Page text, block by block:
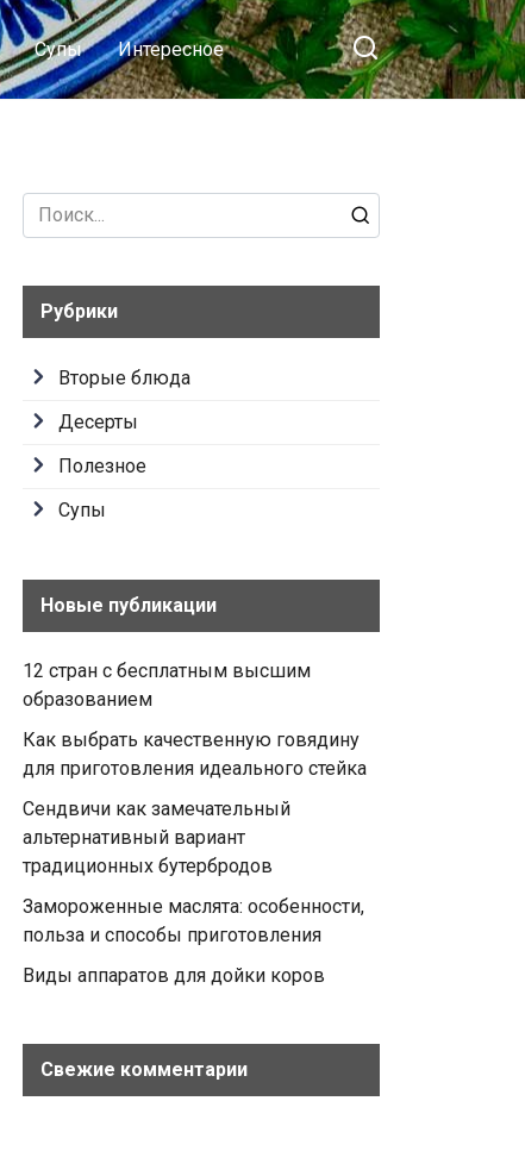
Супы Интересное
Search
for:
Рубрики
Вторые блюда
Десерты
Полезное
Супы
Новые публикации
12 стран с бесплатным высшим
образованием
Как выбрать качественную говядину
для приготовления идеального стейка
Сендвичи как замечательный
альтернативный вариант
традиционных бутербродов
Замороженные маслята: особенности,
польза и способы приготовления
Виды аппаратов для дойки коров
Свежие комментарии